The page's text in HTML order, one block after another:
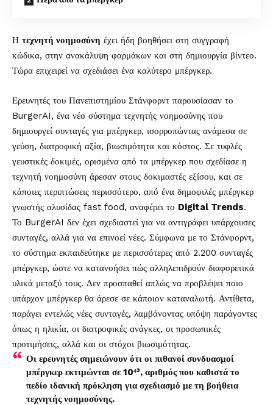
Η τεχνητή νοημοσύνη έχει ήδη βοηθήσει στη συγγραφή
κώδικα, στην ανακάλυψη φαρμάκων και στη δημιουργία βίντεο.
Τώρα επιχειρεί να σχεδιάσει ένα καλύτερο μπέργκερ.
Ερευνητές του Πανεπιστημίου Στάνφορντ παρουσίασαν το
BurgerAI, ένα νέο σύστημα τεχνητής νοημοσύνης που
δημιουργεί συνταγές για μπέργκερ, ισορροπώντας ανάμεσα σε
γεύση, διατροφική αξία, βιωσιμότητα και κόστος. Σε τυφλές
γευστικές δοκιμές, ορισμένα από τα μπέργκερ που σχεδίασε η
τεχνητή νοημοσύνη άρεσαν στους δοκιμαστές εξίσου, και σε
κάποιες περιπτώσεις περισσότερο, από ένα δημοφιλές μπέργκερ
γνωστής αλυσίδας fast food, αναφέρει το Digital Trends.
Το BurgerAI δεν έχει σχεδιαστεί για να αντιγράφει υπάρχουσες
συνταγές, αλλά για να επινοεί νέες. Σύμφωνα με το Στάνφορντ,
το σύστημα εκπαιδεύτηκε με περισσότερες από 2.200 συνταγές
μπέργκερ, ώστε να κατανοήσει πώς αλληλεπιδρούν διαφορετικά
υλικά μεταξύ τους. Δεν προσπαθεί απλώς να προβλέψει ποιο
υπάρχον μπέργκερ θα άρεσε σε κάποιον καταναλωτή. Αντίθετα,
παράγει εντελώς νέες συνταγές, λαμβάνοντας υπόψη παράγοντες
όπως η ηλικία, οι διατροφικές ανάγκες, οι προσωπικές
προτιμήσεις, αλλά και οι στόχοι βιωσιμότητας.
Οι ερευνητές σημειώνουν ότι οι πιθανοί συνδυασμοί
μπέργκερ εκτιμώνται σε 10⁴³, αριθμός που καθιστά το
πεδίο ιδανική πρόκληση για σχεδιασμό με τη βοήθεια
τεχνητής νοημοσύνης.